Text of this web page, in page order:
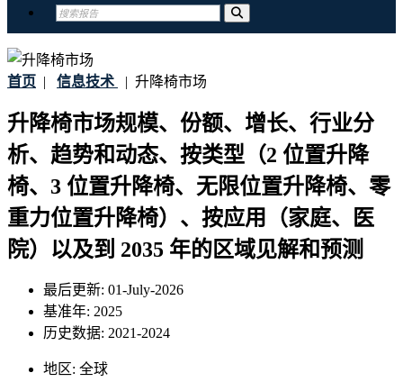
首页 | 信息技术 | 升降椅市场
升降椅市场规模、份额、增长、行业分
析、趋势和动态、按类型（2 位置升降
椅、3 位置升降椅、无限位置升降椅、零
重力位置升降椅）、按应用（家庭、医
院）以及到 2035 年的区域见解和预测
最后更新: 01-July-2026
基准年: 2025
历史数据: 2021-2024
地区: 全球